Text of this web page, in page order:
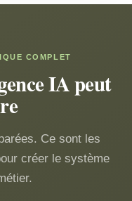
COMPLET
IA peut
Ce sont les
créer le système